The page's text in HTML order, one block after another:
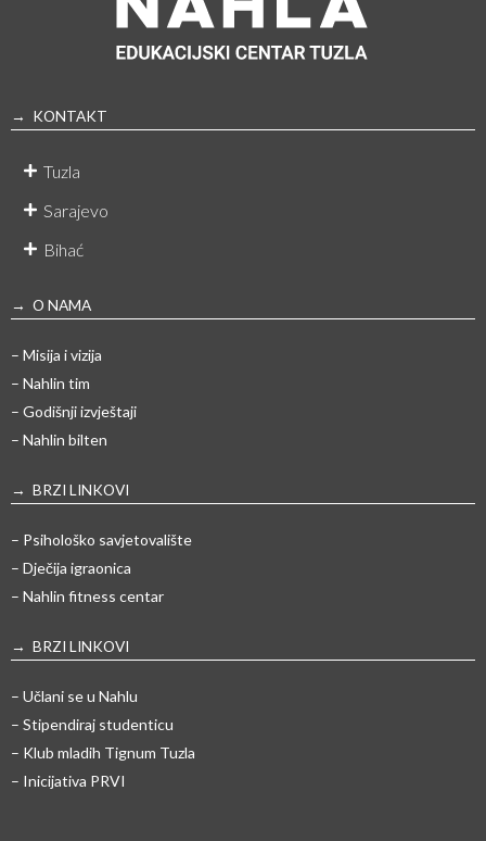
→ KONTAKT
Tuzla
Sarajevo
Bihać
→ O NAMA
– Misija i vizija
– Nahlin tim
– Godišnji izvještaji
– Nahlin bilten
→ BRZI LINKOVI
– Psihološko savjetovalište
– Dječija igraonica
– Nahlin fitness centar
→ BRZI LINKOVI
– Učlani se u Nahlu
– Stipendiraj studenticu
– Klub mladih Tignum Tuzla
– Inicijativa PRVI